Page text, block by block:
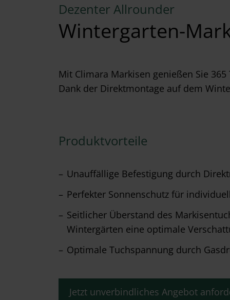
Dezenter Allrounder
Wintergarten-
Mit Climara Markisen genießen Sie
Dank der Direktmontage auf dem
Produktvorteile
Unauffällige Befestigung durch
Perfekter Sonnenschutz für
Seitlicher Überstand des
Wintergärten eine optimale
Optimale Tuchspannung durch
Jetzt unverbindliches Angebot